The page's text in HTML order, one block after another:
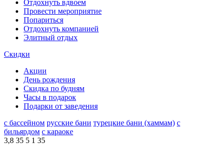
Отдохнуть вдвоем
Провести мероприятие
Попариться
Отдохнуть компанией
Элитный отдых
Скидки
Акции
День рождения
Скидка по будням
Часы в подарок
Подарки от заведения
с бассейном русские бани турецкие бани (хаммам) с
бильярдом с караоке
3,8 35 5 1 35